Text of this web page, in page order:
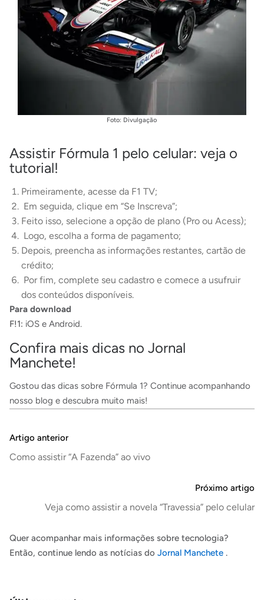
Foto: Divulgação
Assistir Fórmula 1 pelo celular: veja o
tutorial!
Primeiramente, acesse da F1 TV;
Em seguida, clique em “Se Inscreva”;
Feito isso, selecione a opção de plano (Pro ou Acess);
Logo, escolha a forma de pagamento;
Depois, preencha as informações restantes, cartão de
crédito;
Por fim, complete seu cadastro e comece a usufruir
dos conteúdos disponíveis.
Para download
F!1: iOS e Android.
Confira mais dicas no Jornal
Manchete!
Gostou das dicas sobre Fórmula 1? Continue acompanhando
nosso blog e descubra muito mais!
Artigo anterior
Como assistir “A Fazenda” ao vivo
Próximo artigo
Veja como assistir a novela “Travessia” pelo celular
Quer acompanhar mais informações sobre tecnologia?
Então, continue lendo as notícias do Jornal Manchete .